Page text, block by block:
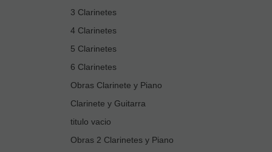
3 Clarinetes
4 Clarinetes
5 Clarinetes
6 Clarinetes
Obras Clarinete y Piano
Clarinete y Guitarra
titulo vacio
Obras 2 Clarinetes y Piano